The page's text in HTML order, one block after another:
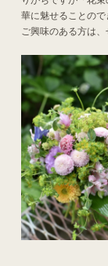
華に魅せることので
ご興味のある方は、